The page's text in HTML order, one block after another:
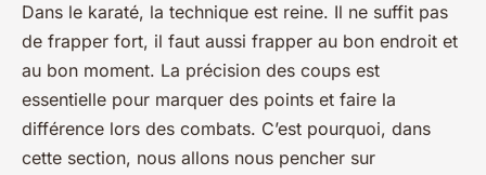
Dans le karaté, la technique est reine. Il ne suffit pas
de frapper fort, il faut aussi frapper au bon endroit et
au bon moment. La précision des coups est
essentielle pour marquer des points et faire la
différence lors des combats. C’est pourquoi, dans
cette section, nous allons nous pencher sur